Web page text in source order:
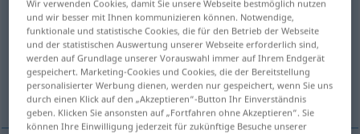
gescheit
Übersicht aller Übersetzungen
(Für mehr Details die Übersetzung anklicken/antippen)
pámeten
Wir verwenden Cookies, damit Sie unsere Webseite bestmöglich nutzen
und wir besser mit Ihnen kommunizieren können. Notwendige,
funktionale und statistische Cookies, die für den Betrieb der Webseite
und der statistischen Auswertung unserer Webseite erforderlich sind,
werden auf Grundlage unserer Vorauswahl immer auf Ihrem Endgerät
gespeichert. Marketing-Cookies und Cookies, die der Bereitstellung
personalisierter Werbung dienen, werden nur gespeichert, wenn Sie uns
durch einen Klick auf den „Akzeptieren“-Button Ihr Einverständnis
geben. Klicken Sie ansonsten auf „Fortfahren ohne Akzeptieren“. Sie
können Ihre Einwilligung jederzeit für zukünftige Besuche unserer